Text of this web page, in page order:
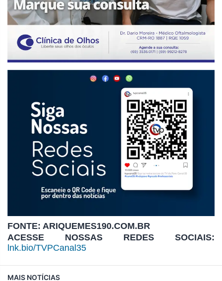
FONTE: ARIQUEMES190.COM.BR
ACESSE NOSSAS REDES SOCIAIS:
lnk.bio/TVPCanal35
MAIS NOTÍCIAS